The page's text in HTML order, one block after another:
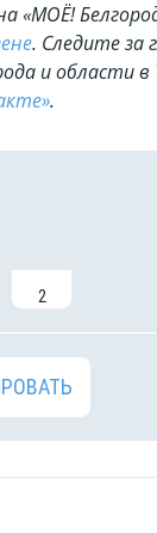
«МОЁ!
. Cледите за
и области в
.
2